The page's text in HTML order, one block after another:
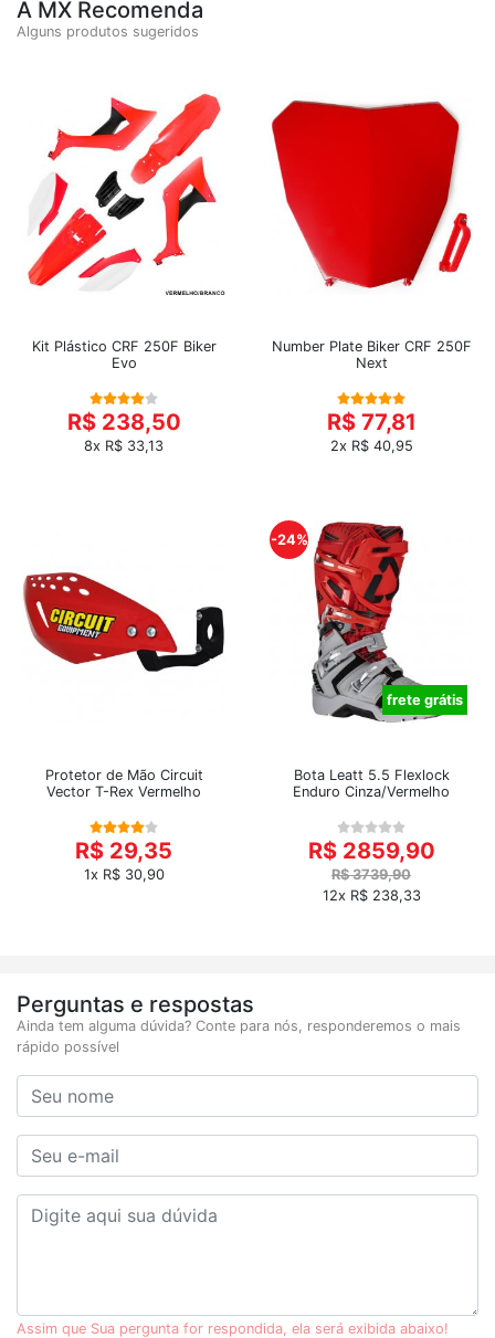
A MX Recomenda
Alguns produtos sugeridos
Kit Plástico CRF 250F Biker
Evo
R$ 238,50
8x R$ 33,13
Number Plate Biker CRF 250F
Next
R$ 77,81
2x R$ 40,95
Protetor de Mão Circuit
Vector T-Rex Vermelho
R$ 29,35
1x R$ 30,90
-24%
frete grátis
Bota Leatt 5.5 Flexlock
Enduro Cinza/Vermelho
R$ 2859,90
R$ 3739,90
12x R$ 238,33
Perguntas e respostas
Ainda tem alguma dúvida? Conte para nós, responderemos o mais
rápido possível
Assim que Sua pergunta for respondida, ela será exibida abaixo!